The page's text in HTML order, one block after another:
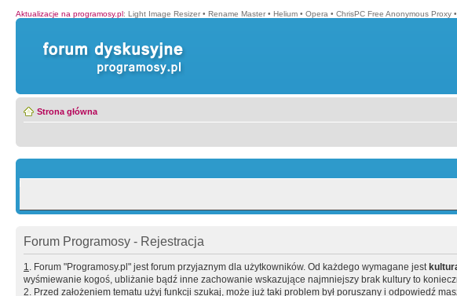
Aktualizacje na programosy.pl: Light Image Resizer • Rename Master • Helium • Opera • ChrisPC Free Anonymous Proxy •
Strona główna
Forum Programosy - Rejestracja
1. Forum "Programosy.pl" jest forum przyjaznym dla użytkowników. Od każdego wymagane jest
wyśmiewanie kogoś, ubliżanie bądź inne zachowanie wskazujące najmniejszy brak kultury to
2. Przed założeniem tematu użyj funkcji szukaj, może już taki problem był poruszany i odpowiedź